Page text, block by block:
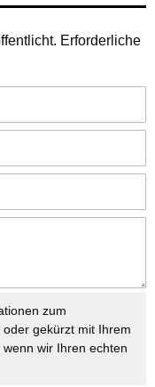
Erforderliche
zum
gekürzt mit Ihrem
wir Ihren echten